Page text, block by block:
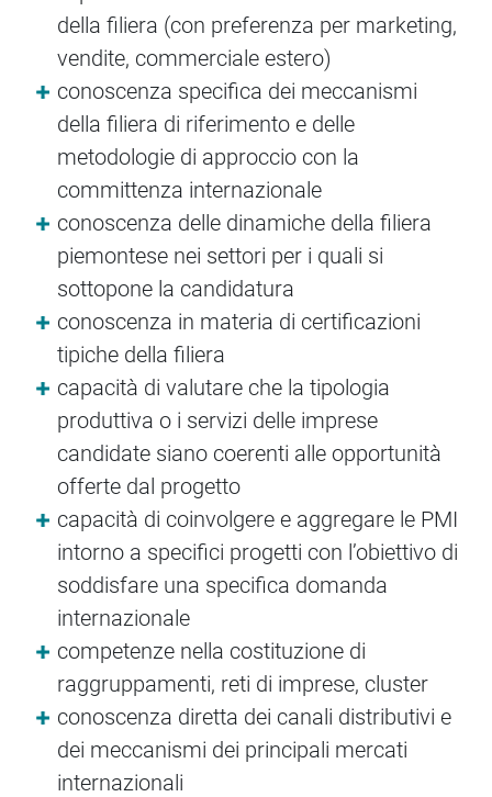
della filiera (con preferenza per marketing,
vendite, commerciale estero)
conoscenza specifica dei meccanismi
della filiera di riferimento e delle
metodologie di approccio con la
committenza internazionale
conoscenza delle dinamiche della filiera
piemontese nei settori per i quali si
sottopone la candidatura
conoscenza in materia di certificazioni
tipiche della filiera
capacità di valutare che la tipologia
produttiva o i servizi delle imprese
candidate siano coerenti alle opportunità
offerte dal progetto
capacità di coinvolgere e aggregare le PMI
intorno a specifici progetti con l’obiettivo di
soddisfare una specifica domanda
internazionale
competenze nella costituzione di
raggruppamenti, reti di imprese, cluster
conoscenza diretta dei canali distributivi e
dei meccanismi dei principali mercati
internazionali